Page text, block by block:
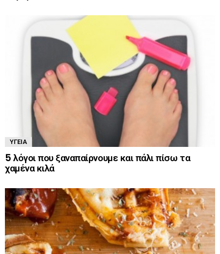
ΥΓΕΊΑ
5 λόγοι που ξαναπαίρνουμε και πάλι πίσω τα
χαμένα κιλά